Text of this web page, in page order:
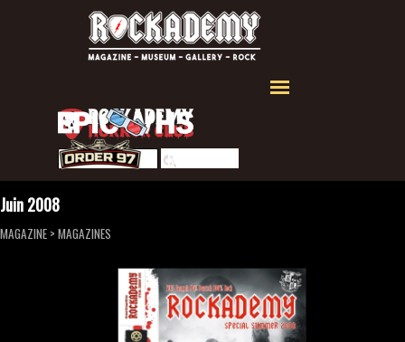
Sauter le menu
Rechercher
Juin 2008
MAGAZINE > MAGAZINES